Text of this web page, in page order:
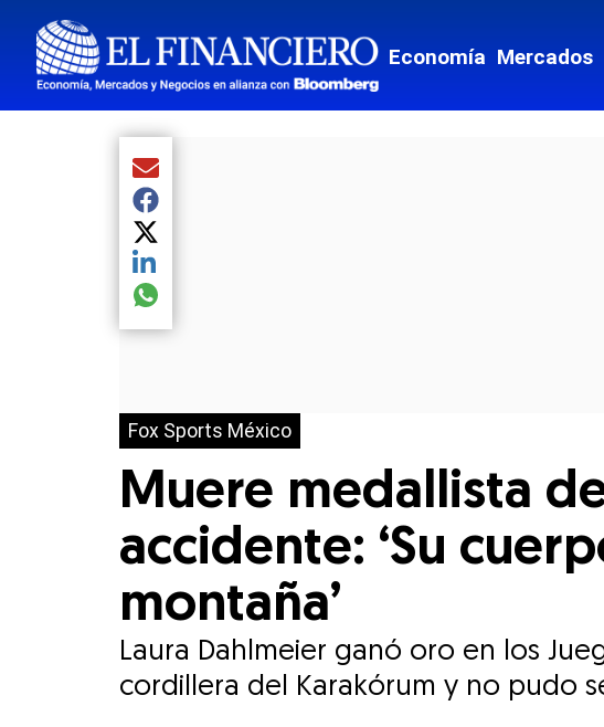
Economía Mercados
Fox Sports México
Muere medallista
accidente: ‘Su
montaña’
Laura Dahlmeier ganó oro en los
cordillera del Karakórum y no pudo
Compartir el artículo actual mediante Email
Compartir el artículo actual mediante Facebook
Compartir el artículo actual mediante Twitter
Compartir el artículo actual mediante LinkedIn
Compartir el artículo actual mediante global.social-whatsapp